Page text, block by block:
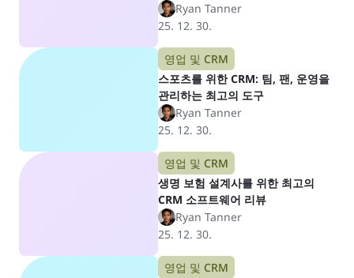
Ryan Tanner
25. 12. 30.
영업 및 CRM
스포츠를 위한 CRM: 팀, 팬, 운영을
관리하는 최고의 도구
Ryan Tanner
25. 12. 30.
영업 및 CRM
생명 보험 설계사를 위한 최고의
CRM 소프트웨어 리뷰
Ryan Tanner
25. 12. 30.
영업 및 CRM